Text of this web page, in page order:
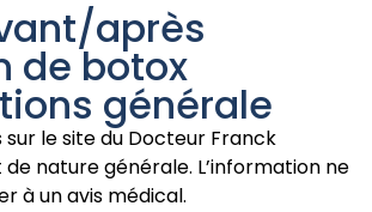
après
de botox
générale
sur le site du Docteur Franck
de nature générale. L’information ne
à un avis médical.